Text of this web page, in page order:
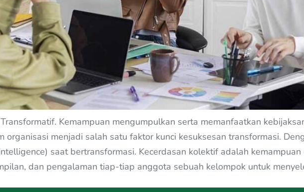
Kemampuan mengumpulkan serta memanfaatkan
menjadi salah satu faktor kunci kesuksesan transformasi.
saat bertransformasi. Kecerdasan kolektif adalah
dan pengalaman tiap-tiap anggota sebuah kelompok untuk